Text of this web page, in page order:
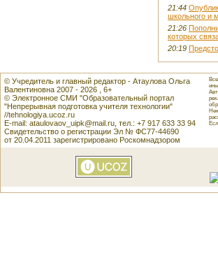
21:44
школьного и
21:26
которых
20:19
© Учредитель и главный редактор - Атаулова Ольга
Валентиновна 2007 - 2026 , 6+
© Электронное СМИ "Образовательный портал
"Непрерывная подготовка учителя технологии"
//tehnologiya.ucoz.ru
E-mail: ataulovaov_uipk@mail.ru, тел.: +7 917 633 33 94
Свидетельство о регистрации Эл № ФС77-44690
от 20.04.2011 зарегистрировано Роскомнадзором